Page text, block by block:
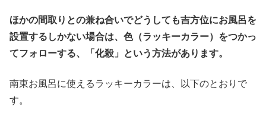
ほかの間取りとの兼ね合いでどうしても吉方位にお風呂を
設置するしかない場合は、色（ラッキーカラー）をつかっ
てフォローする、「化殺」という方法があります。
南東お風呂に使えるラッキーカラーは、以下のとおりで
す。